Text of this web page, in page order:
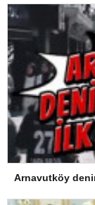
Arnavutköy